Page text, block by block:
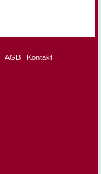
AGB Kontakt